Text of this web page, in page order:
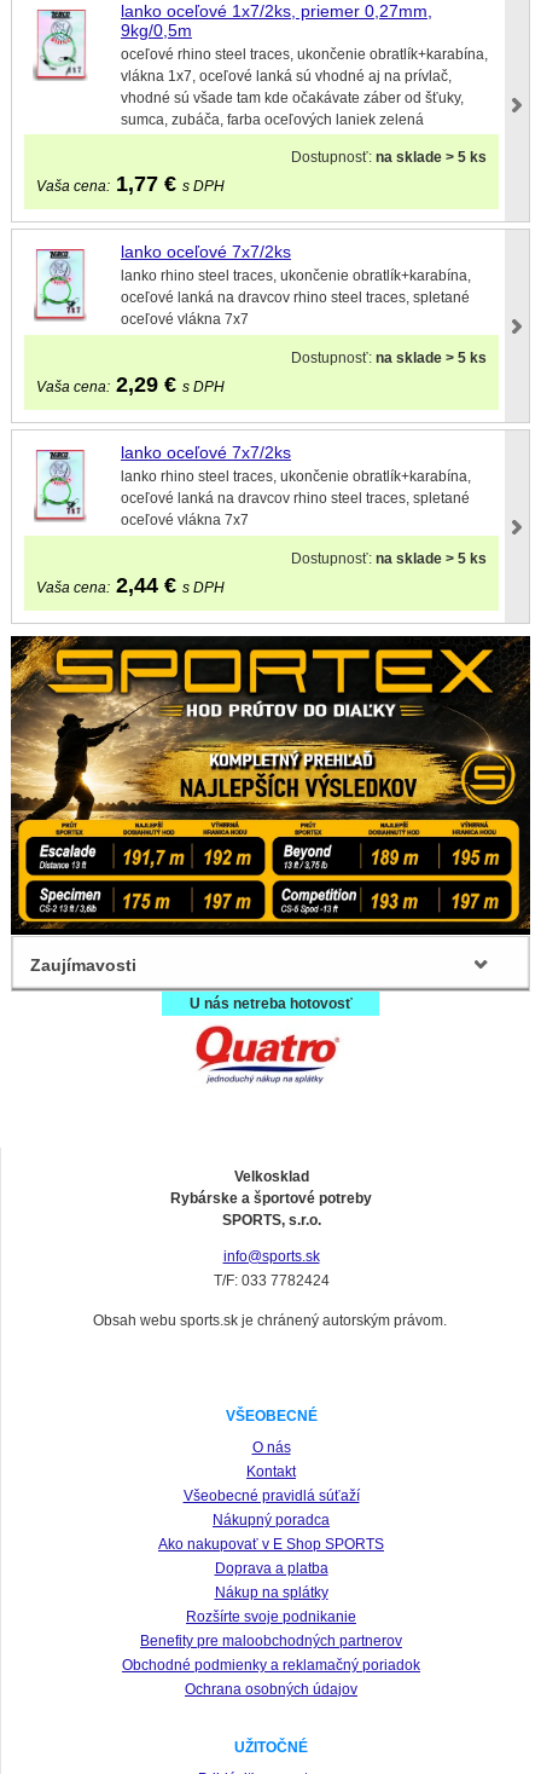
lanko oceľové 1x7/2ks, priemer 0,27mm,
9kg/0,5m
oceľové rhino steel traces, ukončenie obratlík+karabína,
vlákna 1x7, oceľové lanká sú vhodné aj na prívlač,
vhodné sú všade tam kde očakávate záber od šťuky,
sumca, zubáča, farba oceľových laniek zelená
Dostupnosť:na sklade > 5 ks
Vaša cena: 1,77 € s DPH
lanko oceľové 7x7/2ks
lanko rhino steel traces, ukončenie obratlík+karabína,
oceľové lanká na dravcov rhino steel traces, spletané
oceľové vlákna 7x7
Dostupnosť:na sklade > 5 ks
Vaša cena: 2,29 € s DPH
lanko oceľové 7x7/2ks
lanko rhino steel traces, ukončenie obratlík+karabína,
oceľové lanká na dravcov rhino steel traces, spletané
oceľové vlákna 7x7
Dostupnosť:na sklade > 5 ks
Vaša cena: 2,44 € s DPH
Zaujímavosti
U nás netreba hotovosť
Velkosklad
Rybárske a športové potreby
SPORTS, s.r.o.
info@sports.sk
T/F: 033 7782424
Obsah webu sports.sk je chránený autorským právom.
VŠEOBECNÉ
O nás
Kontakt
Všeobecné pravidlá súťaží
Nákupný poradca
Ako nakupovať v E Shop SPORTS
Doprava a platba
Nákup na splátky
Rozšírte svoje podnikanie
Benefity pre maloobchodných partnerov
Obchodné podmienky a reklamačný poriadok
Ochrana osobných údajov
UŽITOČNÉ